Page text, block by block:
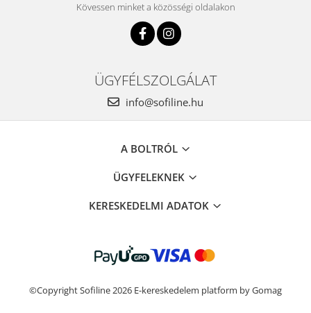
Kövessen minket a közösségi oldalakon
ÜGYFÉLSZOLGÁLAT
info@sofiline.hu
A BOLTRÓL
ÜGYFELEKNEK
KERESKEDELMI ADATOK
©Copyright Sofiline 2026 E-kereskedelem platform by Gomag